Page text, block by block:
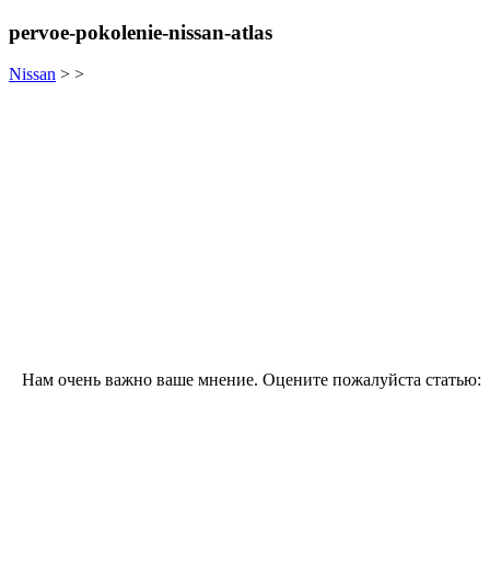
pervoe-pokolenie-nissan-atlas
Nissan > >
Нам очень важно ваше мнение. Оцените пожалуйста статью: